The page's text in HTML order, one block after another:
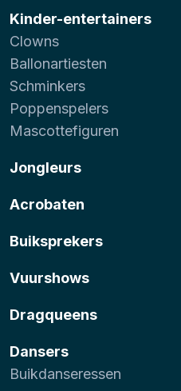
Kinder-entertainers
Clowns
Ballonartiesten
Schminkers
Poppenspelers
Mascottefiguren
Jongleurs
Acrobaten
Buiksprekers
Vuurshows
Dragqueens
Dansers
Buikdanseressen